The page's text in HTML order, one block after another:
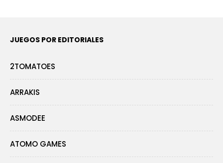
JUEGOS POR EDITORIALES
2TOMATOES
ARRAKIS
ASMODEE
ATOMO GAMES